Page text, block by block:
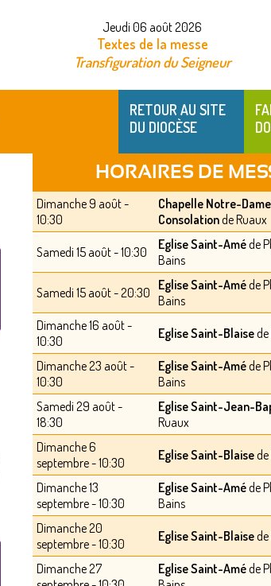
Jeudi 06 août 2026
Textes de la messe
Transfiguration du Seigneur
RETOUR AU SITE
DU DIOCÈSE
HORAIRES DE
Dimanche 9 août -
10:30
Chapelle Notre-
Consolationde Ruaux
Samedi 15 août - 10:30 Eglise Saint-Améde
Bains
Samedi 15 août - 20:30 Eglise Saint-Améde
Bains
Dimanche 16 août -
10:30
Eglise Saint-Blaisede
Dimanche 23 août -
10:30
Eglise Saint-Améde
Bains
Samedi 29 août -
18:30
Eglise Saint-Jean-
Ruaux
Dimanche 6
septembre - 10:30
Eglise Saint-Blaisede
Dimanche 13
septembre - 10:30
Eglise Saint-Améde
Bains
Dimanche 20
septembre - 10:30
Eglise Saint-Blaisede
Dimanche 27
Eglise Saint-Améde